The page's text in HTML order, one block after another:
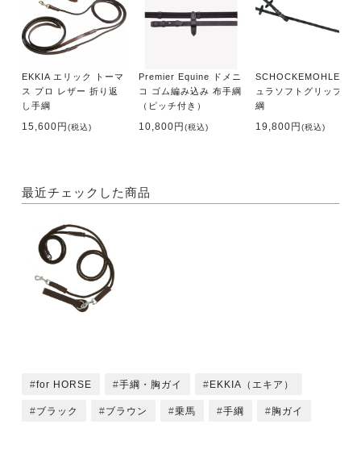
EKKIA エリック トーマ
ス プロ レザー 折り返
し手綱
15,600円(税込)
Premier Equine ドメニ
コ ゴム編み込み 布手綱
（ピッチ付き）
10,800円(税込)
SCHOCKEMOHLE デ
ュラソフトグリップ 手
綱
19,800円(税込)
最近チェックした商品
for HORSE 手綱・胸ガイ EKKIA（エキア）
ブラック ブラウン 乗馬 手綱 胸ガイ